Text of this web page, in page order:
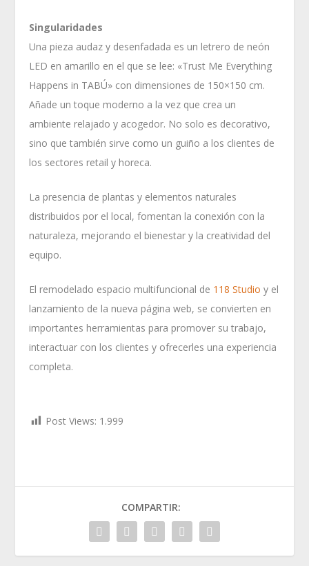
Singularidades
Una pieza audaz y desenfadada es un letrero de neón
LED en amarillo en el que se lee: «Trust Me Everything
Happens in TABÚ» con dimensiones de 150×150 cm.
Añade un toque moderno a la vez que crea un
ambiente relajado y acogedor. No solo es decorativo,
sino que también sirve como un guiño a los clientes de
los sectores retail y horeca.
La presencia de plantas y elementos naturales
distribuidos por el local, fomentan la conexión con la
naturaleza, mejorando el bienestar y la creatividad del
equipo.
El remodelado espacio multifuncional de 118 Studio y el
lanzamiento de la nueva página web, se convierten en
importantes herramientas para promover su trabajo,
interactuar con los clientes y ofrecerles una experiencia
completa.
Post Views: 1.999
COMPARTIR: